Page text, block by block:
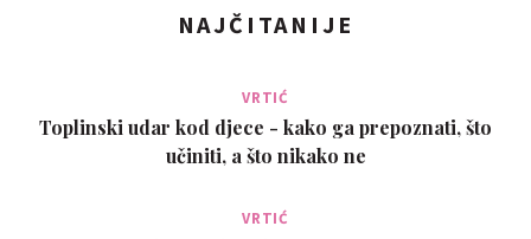
putem +2348114033497 Hvala vam liječniku za svoje divno i
NAJČITANIJE
VRTIĆ
Toplinski udar kod djece - kako ga prepoznati, što
učiniti, a što nikako ne
VRTIĆ